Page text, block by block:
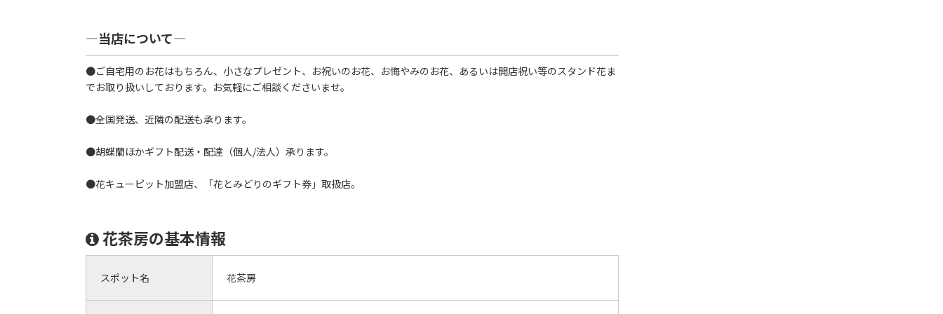
―当店について―
●ご自宅用のお花はもちろん、小さなプレゼント、お祝いのお花、お悔やみのお花、あるいは開店祝い等のスタンド花ま
でお取り扱いしております。お気軽にご相談くださいませ。
●全国発送、近隣の配送も承ります。
●胡蝶蘭ほかギフト配送・配達（個人/法人）承ります。
●花キューピット加盟店、「花とみどりのギフト券」取扱店。
花茶房の基本情報
スポット名 花茶房